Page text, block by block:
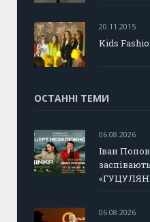
20.11.2015
Kids
ОСТАННІ ТЕМИ
06.08.2026
Іван
06.08.2026